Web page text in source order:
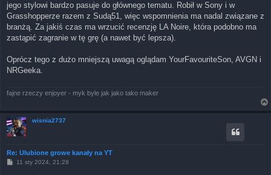
jego stylowi bardzo pasuje do głównego tematu. Robił w Sony i w
Grasshopperze razem z Sudą51, więc wspomnienia ma nadal związane z
branżą. Za jakiś czas ma wrzucić recenzję LA Noire, która podobno ma
zastąpić zagranie w tę grę (a nawet być lepsza).
Oprócz tego z dużo mniejszą uwagą oglądam YourFavouriteSon, AVGN i
NRGeeka.
fajne rzeczy enjoyer - myk byle jak jako tako maker
wisnia2737
Re: Ulubione growe kanały na YT
P11 sty 2024, 21:28